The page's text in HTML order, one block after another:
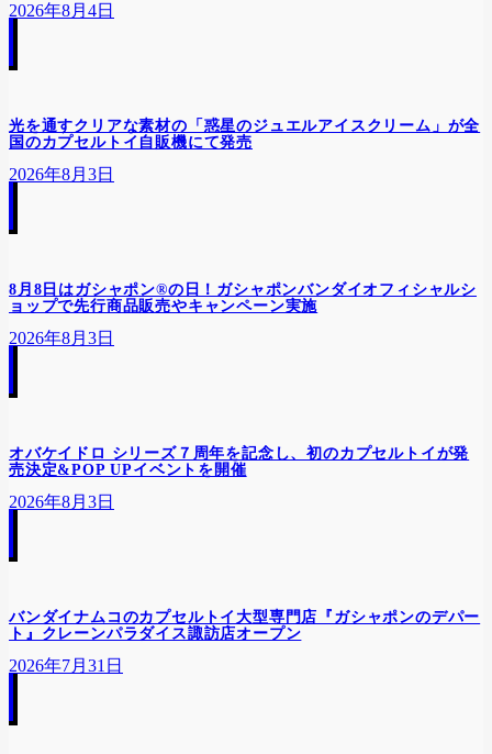
2026年8月4日
光を通すクリアな素材の「惑星のジュエルアイスクリーム」が全
国のカプセルトイ自販機にて発売
2026年8月3日
8月8日はガシャポン®の日！ガシャポンバンダイオフィシャルシ
ョップで先行商品販売やキャンペーン実施
2026年8月3日
オバケイドロ シリーズ７周年を記念し、初のカプセルトイが発
売決定&POP UPイベントを開催
2026年8月3日
バンダイナムコのカプセルトイ大型専門店『ガシャポンのデパー
ト』クレーンパラダイス諏訪店オープン
2026年7月31日